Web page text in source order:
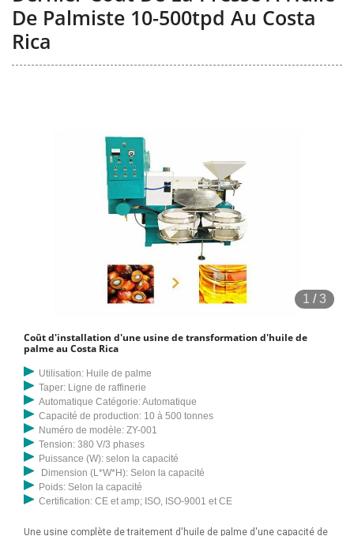
De Palmiste 10-500tpd Au Costa
Rica
1 /3
Coût d'installation d'une usine de transformation d'huile de
palme au Costa Rica
Utilisation: Huile de palme
Taper: Ligne de raffinerie
Automatique Catégorie: Automatique
Capacité de production: 10 à 500 tonnes
Numéro de modèle: ZY-001
Tension: 380 V/3 phases
Puissance (W): selon la capacité
Dimension (L*W*H): Selon la capacité
Poids: Selon la capacité
Certification: CE et amp; ISO, ISO-9001 et CE
Une usine complète de traitement d'huile de palme d'une capacité de